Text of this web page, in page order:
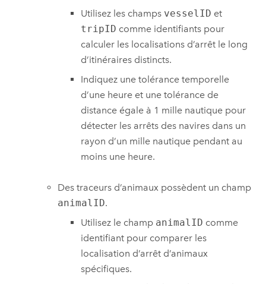
Utilisez les champs vesselID et
tripID comme identifiants pour
calculer les localisations d’arrêt le long
d’itinéraires distincts.
Indiquez une tolérance temporelle
d’une heure et une tolérance de
distance égale à 1 mille nautique pour
détecter les arrêts des navires dans un
rayon d’un mille nautique pendant au
moins une heure.
Des traceurs d’animaux possèdent un champ
animalID.
Utilisez le champ animalID comme
identifiant pour comparer les
localisation d’arrêt d’animaux
spécifiques.